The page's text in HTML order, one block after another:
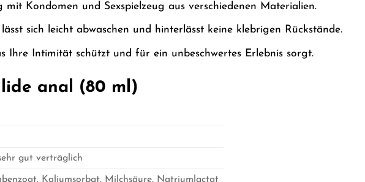
Kondomen und Sexspielzeug aus verschiedenen Materialien.
sich leicht abwaschen und hinterlässt keine klebrigen Rückstände.
Ihre Intimität schützt und für ein unbeschwertes Erlebnis sorgt.
anal (80 ml)
gut verträglich
Kaliumsorbat, Milchsäure, Natriumlactat